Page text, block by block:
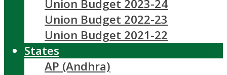
Union Budget 2023-24
Union Budget 2022-23
Union Budget 2021-22
States
AP (Andhra)